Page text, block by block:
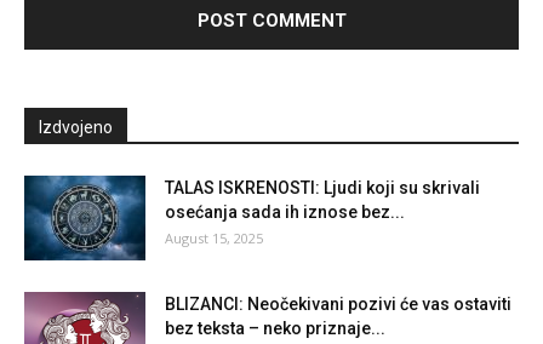
Izdvojeno
TALAS ISKRENOSTI: Ljudi koji su skrivali
osećanja sada ih iznose bez...
August 15, 2025
BLIZANCI: Neočekivani pozivi će vas ostaviti
bez teksta – neko priznaje...